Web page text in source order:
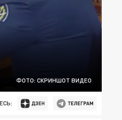
ФОТО: СКРИНШОТ ВИДЕО